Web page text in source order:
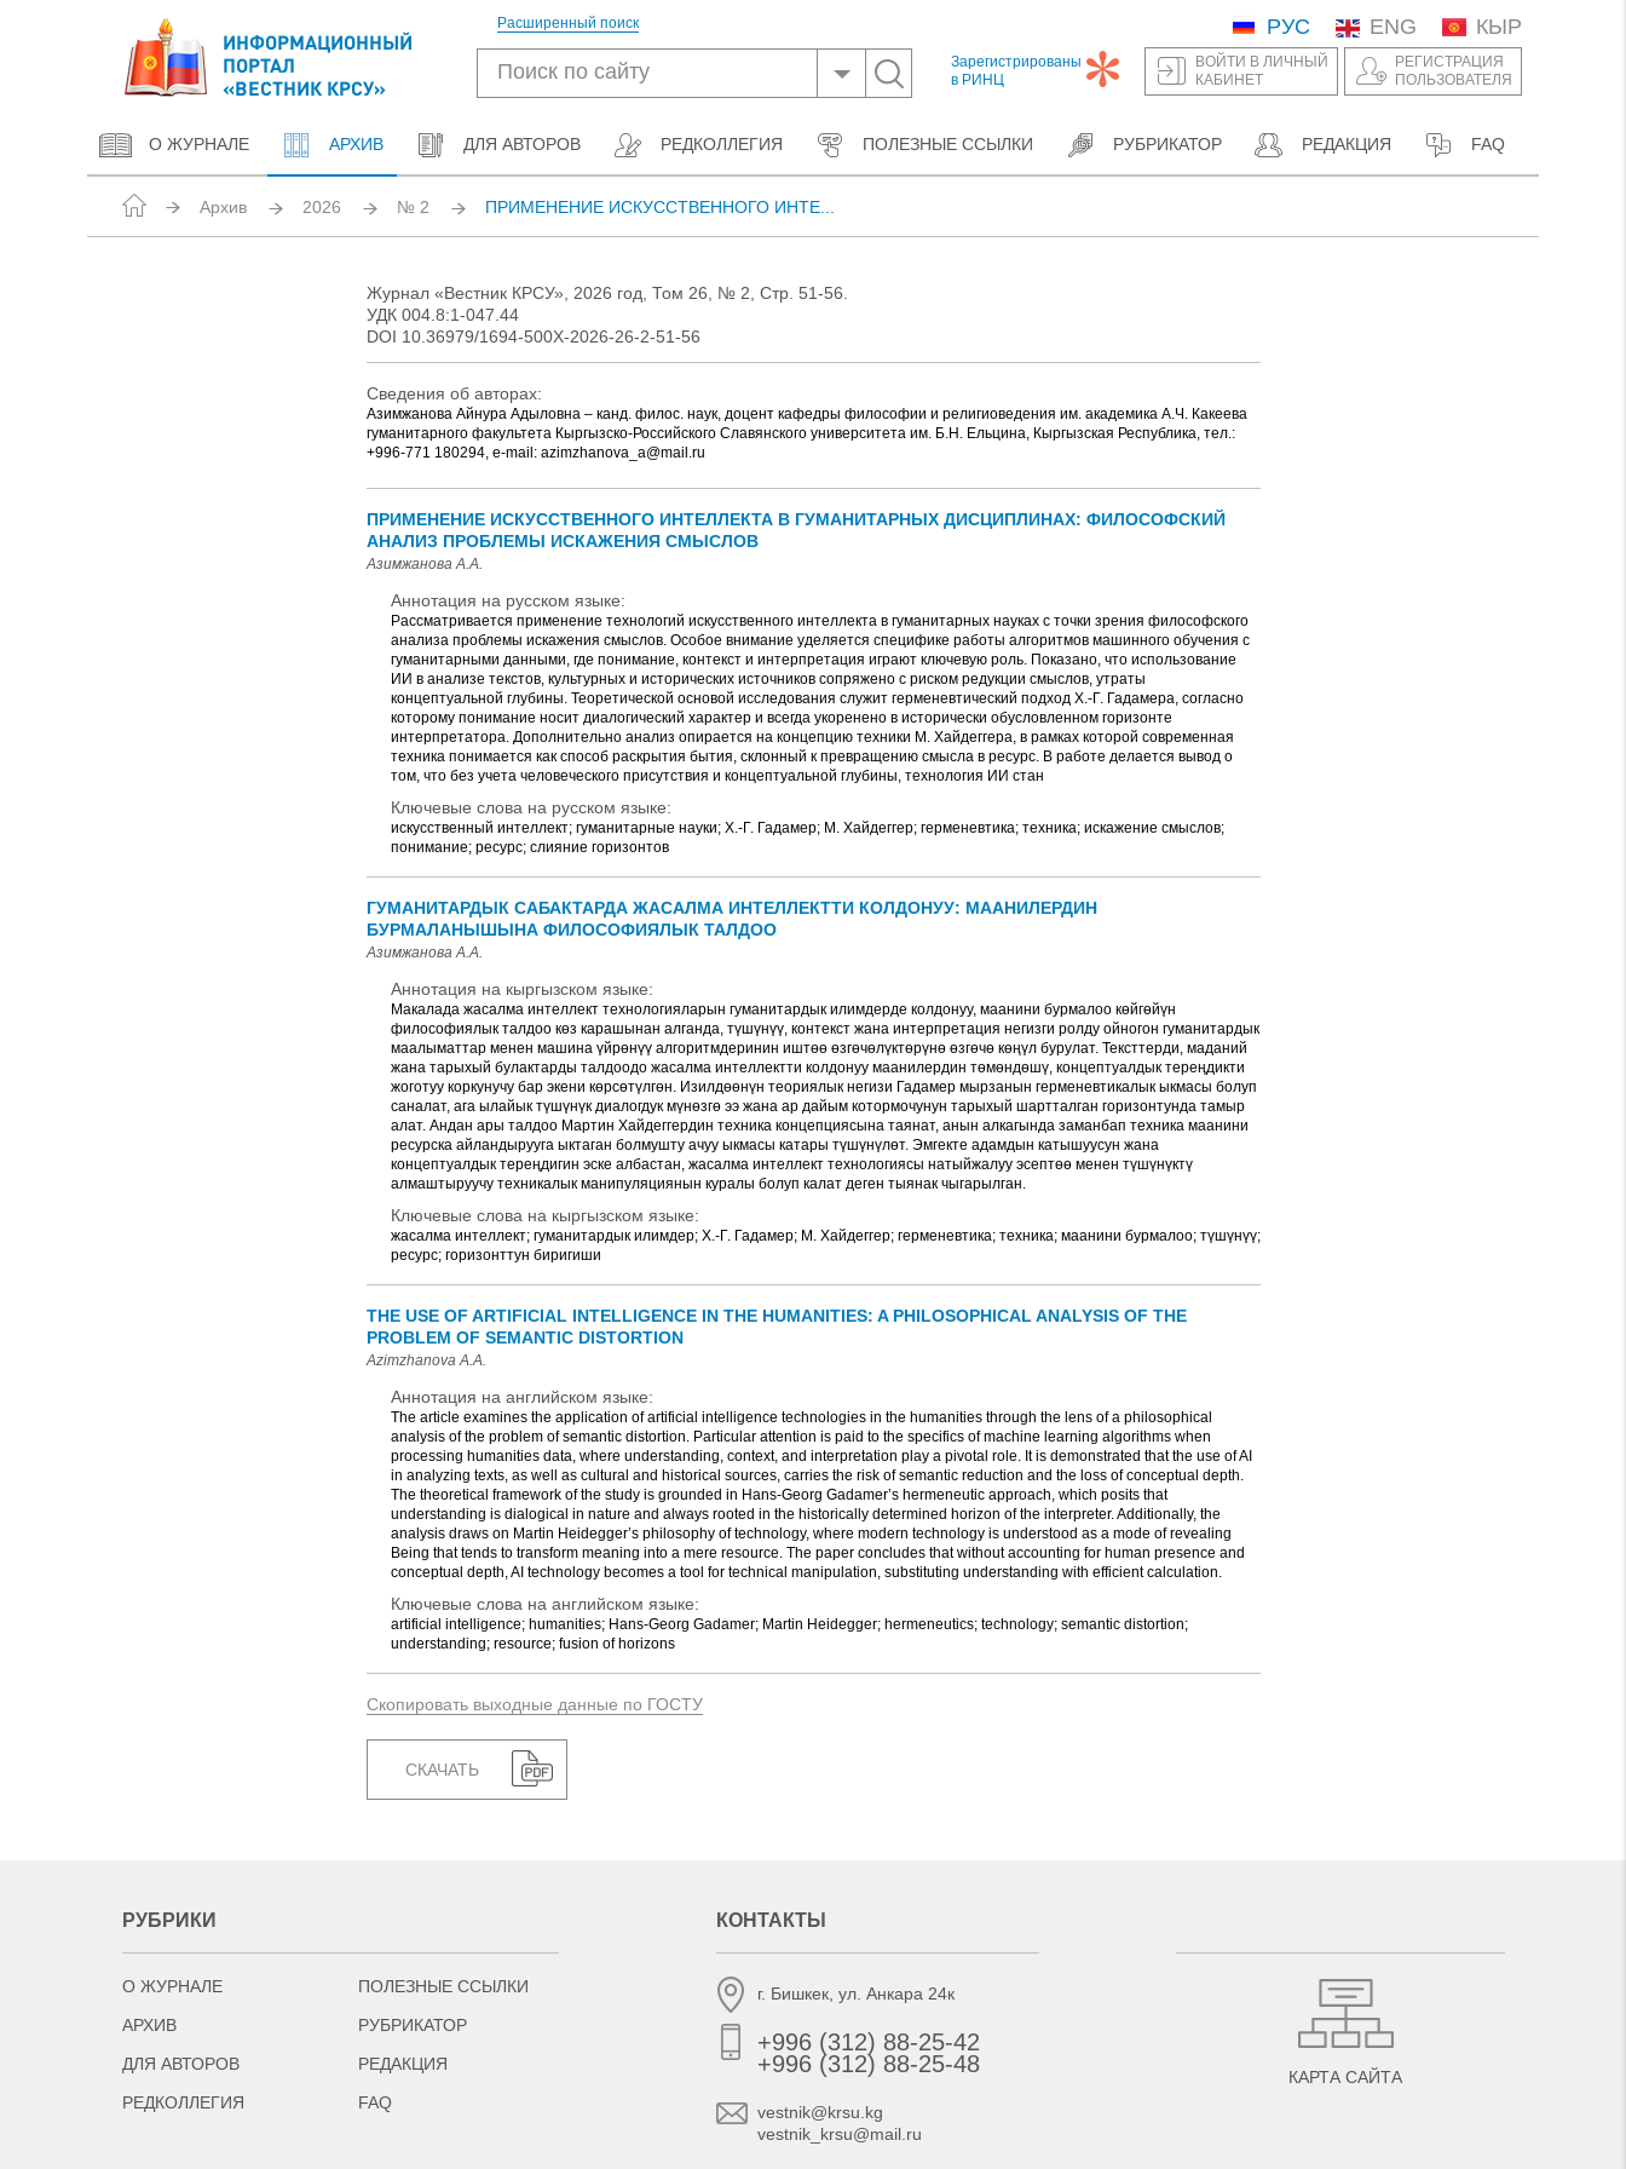
ИНФОРМАЦИОННЫЙ
ПОРТАЛ
«ВЕСТНИК КРСУ»
Расширенный поиск
Зарегистрированы
в РИНЦ
РУС ENG КЫР
ВОЙТИ В ЛИЧНЫЙ
КАБИНЕТ
РЕГИСТРАЦИЯ
ПОЛЬЗОВАТЕЛЯ
О ЖУРНАЛЕ АРХИВ ДЛЯ АВТОРОВ РЕДКОЛЛЕГИЯ ПОЛЕЗНЫЕ ССЫЛКИ РУБРИКАТОР РЕДАКЦИЯ FAQ
Архив 2026 № 2 ПРИМЕНЕНИЕ ИСКУССТВЕННОГО ИНТЕ...
Журнал «Вестник КРСУ», 2026 год, Том 26, № 2, Стр. 51-56.
УДК 004.8:1-047.44
DOI 10.36979/1694-500X-2026-26-2-51-56
Сведения об авторах:
Азимжанова Айнура Адыловна – канд. филос. наук, доцент кафедры философии и религиоведения им. академика А.Ч. Какеева
гуманитарного факультета Кыргызско-Российского Славянского университета им. Б.Н. Ельцина, Кыргызская Республика, тел.:
+996-771 180294, e-mail: azimzhanova_a@mail.ru
ПРИМЕНЕНИЕ ИСКУССТВЕННОГО ИНТЕЛЛЕКТА В ГУМАНИТАРНЫХ ДИСЦИПЛИНАХ: ФИЛОСОФСКИЙ
АНАЛИЗ ПРОБЛЕМЫ ИСКАЖЕНИЯ СМЫСЛОВ
Азимжанова А.А.
Аннотация на русском языке:
Рассматривается применение технологий искусственного интеллекта в гуманитарных науках с точки зрения философского
анализа проблемы искажения смыслов. Особое внимание уделяется специфике работы алгоритмов машинного обучения с
гуманитарными данными, где понимание, контекст и интерпретация играют ключевую роль. Показано, что использование
ИИ в анализе текстов, культурных и исторических источников сопряжено с риском редукции смыслов, утраты
концептуальной глубины. Теоретической основой исследования служит герменевтический подход Х.-Г. Гадамера, согласно
которому понимание носит диалогический характер и всегда укоренено в исторически обусловленном горизонте
интерпретатора. Дополнительно анализ опирается на концепцию техники М. Хайдеггера, в рамках которой современная
техника понимается как способ раскрытия бытия, склонный к превращению смысла в ресурс. В работе делается вывод о
том, что без учета человеческого присутствия и концептуальной глубины, технология ИИ стан
Ключевые слова на русском языке:
искусственный интеллект; гуманитарные науки; Х.-Г. Гадамер; М. Хайдеггер; герменевтика; техника; искажение смыслов;
понимание; ресурс; слияние горизонтов
ГУМАНИТАРДЫК САБАКТАРДА ЖАСАЛМА ИНТЕЛЛЕКТТИ КОЛДОНУУ: МААНИЛЕРДИН
БУРМАЛАНЫШЫНА ФИЛОСОФИЯЛЫК ТАЛДОО
Азимжанова А.А.
Аннотация на кыргызском языке:
Макалада жасалма интеллект технологияларын гуманитардык илимдерде колдонуу, маанини бурмалоо көйгөйүн
философиялык талдоо көз карашынан алганда, түшүнүү, контекст жана интерпретация негизги ролду ойногон гуманитардык
маалыматтар менен машина үйрөнүү алгоритмдеринин иштөө өзгөчөлүктөрүнө өзгөчө көңүл бурулат. Тексттерди, маданий
жана тарыхый булактарды талдоодо жасалма интеллектти колдонуу маанилердин төмөндөшү, концептуалдык тереңдикти
жоготуу коркунучу бар экени көрсөтүлгөн. Изилдөөнүн теориялык негизи Гадамер мырзанын герменевтикалык ыкмасы болуп
саналат, ага ылайык түшүнүк диалогдук мүнөзгө ээ жана ар дайым котормочунун тарыхый шартталган горизонтунда тамыр
алат. Андан ары талдоо Мартин Хайдеггердин техника концепциясына таянат, анын алкагында заманбап техника маанини
ресурска айландырууга ыктаган болмушту ачуу ыкмасы катары түшүнүлөт. Эмгекте адамдын катышуусун жана
концептуалдык тереңдигин эске албастан, жасалма интеллект технологиясы натыйжалуу эсептөө менен түшүнүктү
алмаштыруучу техникалык манипуляциянын куралы болуп калат деген тыянак чыгарылган.
Ключевые слова на кыргызском языке:
жасалма интеллект; гуманитардык илимдер; Х.-Г. Гадамер; М. Хайдеггер; герменевтика; техника; маанини бурмалоо; түшүнүү;
ресурс; горизонттун биригиши
THE USE OF ARTIFICIAL INTELLIGENCE IN THE HUMANITIES: A PHILOSOPHICAL ANALYSIS OF THE
PROBLEM OF SEMANTIC DISTORTION
Azimzhanova A.A.
Аннотация на английском языке:
The article examines the application of artificial intelligence technologies in the humanities through the lens of a philosophical
analysis of the problem of semantic distortion. Particular attention is paid to the specifics of machine learning algorithms when
processing humanities data, where understanding, context, and interpretation play a pivotal role. It is demonstrated that the use of AI
in analyzing texts, as well as cultural and historical sources, carries the risk of semantic reduction and the loss of conceptual depth.
The theoretical framework of the study is grounded in Hans-Georg Gadamer’s hermeneutic approach, which posits that
understanding is dialogical in nature and always rooted in the historically determined horizon of the interpreter. Additionally, the
analysis draws on Martin Heidegger’s philosophy of technology, where modern technology is understood as a mode of revealing
Being that tends to transform meaning into a mere resource. The paper concludes that without accounting for human presence and
conceptual depth, AI technology becomes a tool for technical manipulation, substituting understanding with efficient calculation.
Ключевые слова на английском языке:
artificial intelligence; humanities; Hans-Georg Gadamer; Martin Heidegger; hermeneutics; technology; semantic distortion;
understanding; resource; fusion of horizons
Скопировать выходные данные по ГОСТУ
СКАЧАТЬ
РУБРИКИ
О ЖУРНАЛЕ
АРХИВ
ДЛЯ АВТОРОВ
РЕДКОЛЛЕГИЯ
ПОЛЕЗНЫЕ ССЫЛКИ
РУБРИКАТОР
РЕДАКЦИЯ
FAQ
КОНТАКТЫ
г. Бишкек, ул. Анкара 24к
+996 (312) 88-25-42
+996 (312) 88-25-48
vestnik@krsu.kg
vestnik_krsu@mail.ru
КАРТА САЙТА